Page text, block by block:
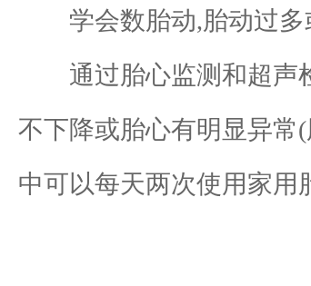
学会数胎动,胎动过多
通过胎心监测和超声检
不下降或胎心有明显异常
中可以每天两次使用家用